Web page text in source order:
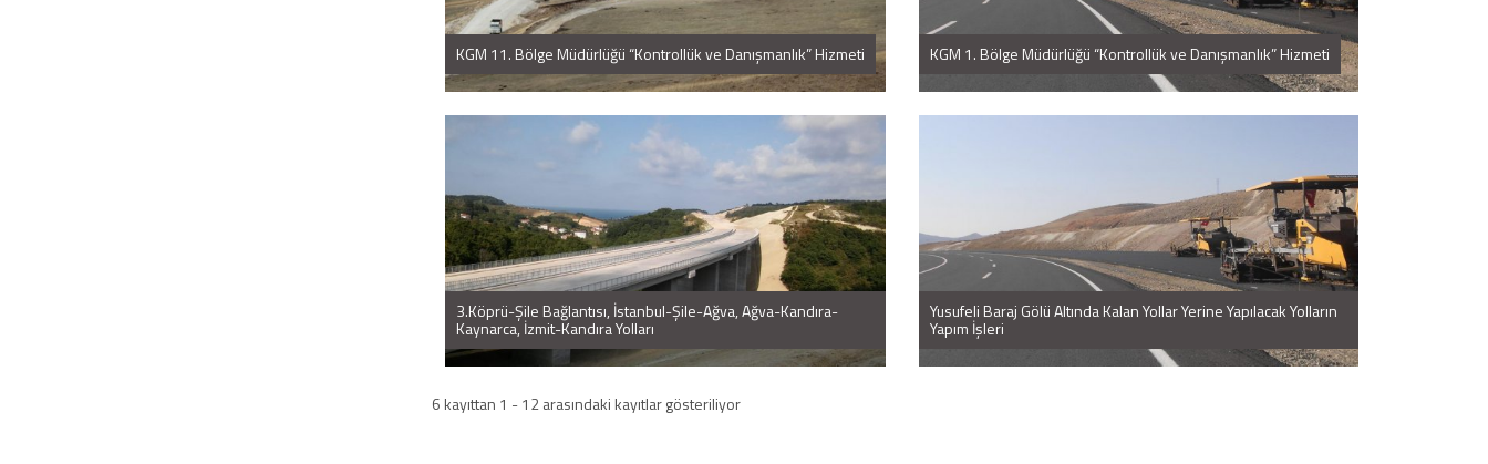
KGM 11. Bölge Müdürlüğü “Kontrollük ve Danışmanlık” Hizmeti KGM 1. Bölge Müdürlüğü “Kontrollük ve Danışmanlık” Hizmeti
3.Köprü-Şile Bağlantısı, İstanbul-Şile-Ağva, Ağva-Kandıra-
Kaynarca, İzmit-Kandıra Yolları
Yusufeli Baraj Gölü Altında Kalan Yollar Yerine Yapılacak Yolların
Yapım İşleri
6 kayıttan 1 - 12 arasındaki kayıtlar gösteriliyor